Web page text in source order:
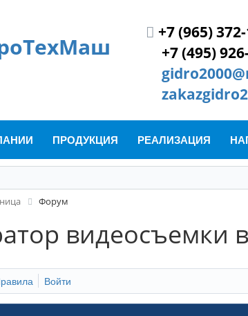
+7 (965)
+7 (495)
ПРОДУКЦИЯ РЕАЛИЗАЦИЯ
Форум
видеосъемки
Войти